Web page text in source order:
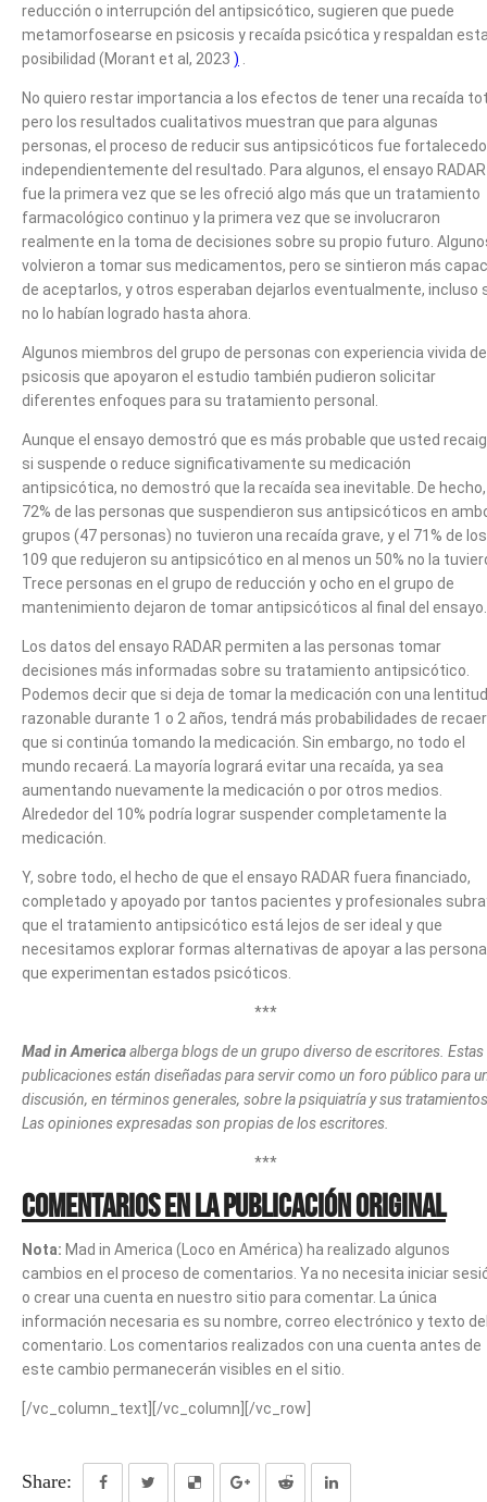
reducción o interrupción del antipsicótico, sugieren que puede
metamorfosearse en psicosis y recaída psicótica y respaldan
posibilidad (Morant et al, 2023 ) .
No quiero restar importancia a los efectos de tener una recaída
pero los resultados cualitativos muestran que para algunas
personas, el proceso de reducir sus antipsicóticos fue
independientemente del resultado. Para algunos, el ensayo RADAR
fue la primera vez que se les ofreció algo más que un tratamiento
farmacológico continuo y la primera vez que se involucraron
realmente en la toma de decisiones sobre su propio futuro.
volvieron a tomar sus medicamentos, pero se sintieron más
de aceptarlos, y otros esperaban dejarlos eventualmente, incluso
no lo habían logrado hasta ahora.
Algunos miembros del grupo de personas con experiencia vivida de
psicosis que apoyaron el estudio también pudieron solicitar
diferentes enfoques para su tratamiento personal.
Aunque el ensayo demostró que es más probable que usted
si suspende o reduce significativamente su medicación
antipsicótica, no demostró que la recaída sea inevitable. De
72% de las personas que suspendieron sus antipsicóticos en
grupos (47 personas) no tuvieron una recaída grave, y el 71% de los
109 que redujeron su antipsicótico en al menos un 50% no la
Trece personas en el grupo de reducción y ocho en el grupo de
mantenimiento dejaron de tomar antipsicóticos al final del ensayo.
Los datos del ensayo RADAR permiten a las personas tomar
decisiones más informadas sobre su tratamiento antipsicótico.
Podemos decir que si deja de tomar la medicación con una lentitud
razonable durante 1 o 2 años, tendrá más probabilidades de recaer
que si continúa tomando la medicación. Sin embargo, no todo el
mundo recaerá. La mayoría logrará evitar una recaída, ya sea
aumentando nuevamente la medicación o por otros medios.
Alrededor del 10% podría lograr suspender completamente la
medicación.
Y, sobre todo, el hecho de que el ensayo RADAR fuera financiado,
completado y apoyado por tantos pacientes y profesionales
que el tratamiento antipsicótico está lejos de ser ideal y que
necesitamos explorar formas alternativas de apoyar a las
que experimentan estados psicóticos.
***
Mad in Americaalberga blogs de un grupo diverso de escritores. Estas
publicaciones están diseñadas para servir como un foro público para
discusión, en términos generales, sobre la psiquiatría y sus
Las opiniones expresadas son propias de los escritores.
***
Comentarios en la publicación original
Nota: Mad in America (Loco en América) ha realizado algunos
cambios en el proceso de comentarios. Ya no necesita iniciar
o crear una cuenta en nuestro sitio para comentar. La única
información necesaria es su nombre, correo electrónico y texto
comentario. Los comentarios realizados con una cuenta antes de
este cambio permanecerán visibles en el sitio.
[/vc_column_text][/vc_column][/vc_row]
Share: